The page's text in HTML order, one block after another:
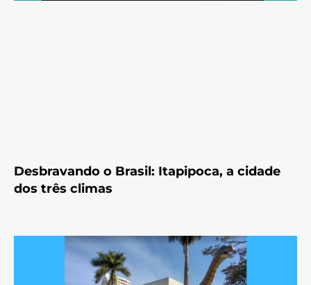
Desbravando o Brasil: Itapipoca, a cidade
dos três climas